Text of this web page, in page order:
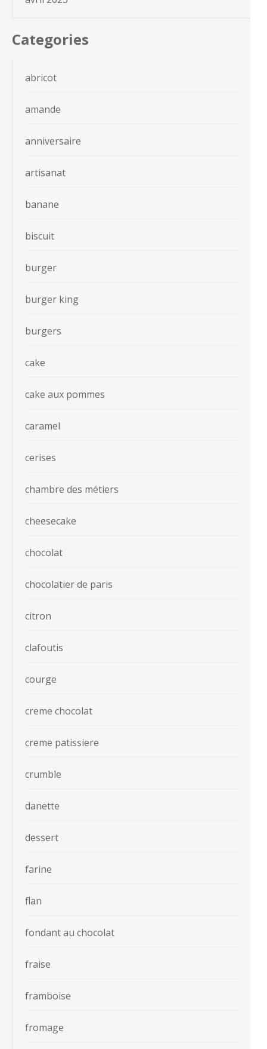
Categories
abricot
amande
anniversaire
artisanat
banane
biscuit
burger
burger king
burgers
cake
cake aux pommes
caramel
cerises
chambre des métiers
cheesecake
chocolat
chocolatier de paris
citron
clafoutis
courge
creme chocolat
creme patissiere
crumble
danette
dessert
farine
flan
fondant au chocolat
fraise
framboise
fromage